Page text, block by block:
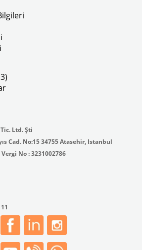
Ltd. Şti
Cad. No:15 34755 Atasehir, Istanbul
No : 3231002786